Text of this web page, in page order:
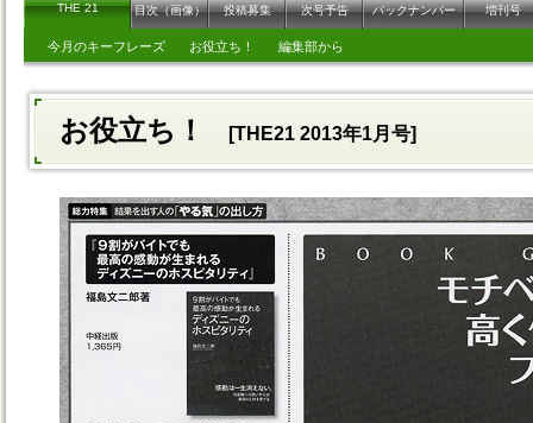
THE 21 目次（画像） 投稿募集 次号予告 バックナンバー 増刊号
今月のキーフレーズ お役立ち！ 編集部から
お役立ち！ [THE21 2013年1月号]